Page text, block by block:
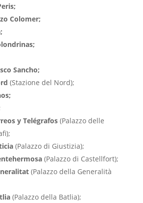
Colomer;
Sancho;
(Stazione del Nord);
y Telégrafos(Palazzo delle
(Palazzo di Giustizia);
(Palazzo di Castellfort);
(Palazzo della Generalità
(Palazzo della Batlia);